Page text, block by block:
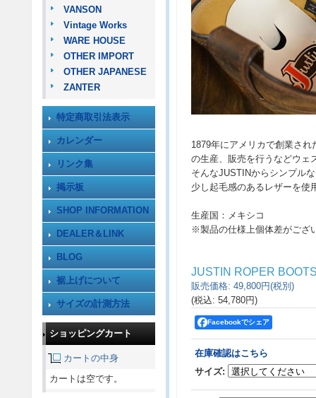
VANSON
Vintage Works
WARE HOUSE
OTHER IMPORT
OTHER JAPANESE
ZANTER
特定商取引法表示
カレンダー
リンク集
掲示板
SHOP INFORMATION
DEALER＆LINK
BLOG
裾上げについて
サイズの計測方法
ショッピングカート
カートの中身
カートは空です。
1879年にアメリカで創業さ
の生産、販売を行うなどウェ
そんなJUSTINからシンプル
少し起毛感のあるレザーを使
生産国：メキシコ
※製品の仕様上個体差がござ
JUSTIN ROPER
販売価格: 49,800円(税別)
(税込: 54,780円)
Facebookでシェア
在庫確認はこちら
サイズ: